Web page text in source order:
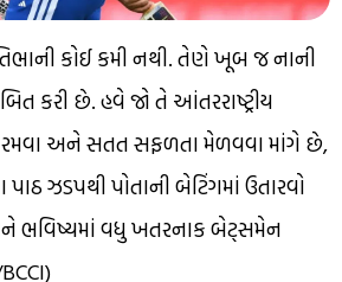
કોઈ કમી નથી. તેણે ખૂબ જ નાની
કરી છે. હવે જો તે આંતરરાષ્ટ્રીય
રમવા અને સતત સફળતા મેળવવા માંગે છે,
ઝડપથી પોતાની બેટિંગમાં ઉતારવો
ભવિષ્યમાં વધુ ખતરનાક બેટ્સમેન